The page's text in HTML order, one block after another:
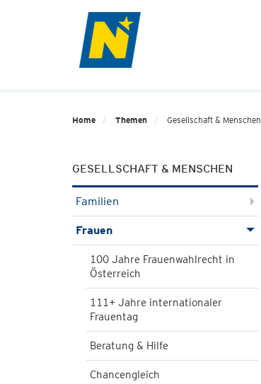
Home Themen Gesellschaft & Menschen
GESELLSCHAFT & MENSCHEN
Familien
Frauen
100 Jahre Frauenwahlrecht in
Österreich
111+ Jahre internationaler
Frauentag
Beratung & Hilfe
Chancengleich